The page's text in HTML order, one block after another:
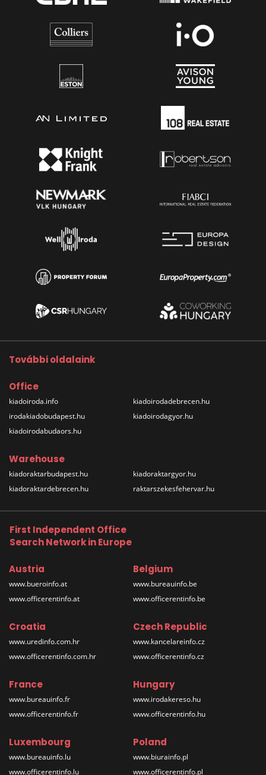
További oldalaink
Office
kiadoiroda.info
irodakiadobudapest.hu
kiadoirodabudaors.hu
kiadoirodadebrecen.hu
kiadoirodagyor.hu
Warehouse
kiadoraktarbudapest.hu
kiadoraktardebrecen.hu
kiadoraktargyor.hu
raktarszekesfehervar.hu
First Independent Office
Search Network in Europe
Austria
www.bueroinfo.at
www.officerentinfo.at
Belgium
www.bureauinfo.be
www.officerentinfo.be
Croatia
www.uredinfo.com.hr
www.officerentinfo.com.hr
Czech Republic
www.kancelareinfo.cz
www.officerentinfo.cz
France
www.bureauinfo.fr
www.officerentinfo.fr
Hungary
www.irodakereso.hu
www.officerentinfo.hu
Luxembourg
www.bureauinfo.lu
www.officerentinfo.lu
Poland
www.biurainfo.pl
www.officerentinfo.pl